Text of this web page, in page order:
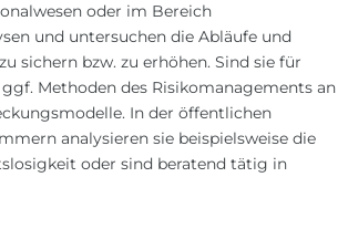
oder im Bereich
und untersuchen die Abläufe und
sichern bzw. zu erhöhen. Sind sie für
Methoden des Risikomanagements an
In der öffentlichen
analysieren sie beispielsweise die
oder sind beratend tätig in